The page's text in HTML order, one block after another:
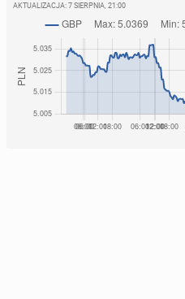
AKTUALIZACJA: 7 SIERPNIA, 21:00